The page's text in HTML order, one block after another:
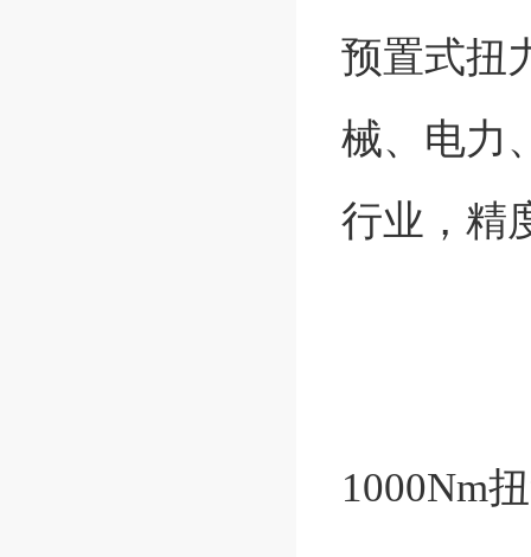
预置式扭
械、电力
行业，精
1000Nm